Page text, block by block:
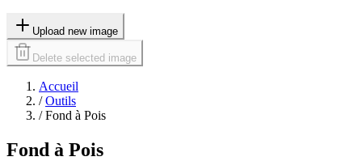
Upload new image
Delete selected image
Accueil
/ Outils
/ Fond à Pois
Fond à Pois